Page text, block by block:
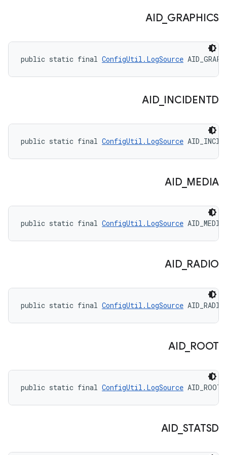
AID_ GRAPHICS
public static final ConfigUtil.LogSource
AID_ INCIDENTD
public static final ConfigUtil.LogSource
AID_ MEDIA
public static final ConfigUtil.LogSource AID_MEDIA
AID_ RADIO
public static final ConfigUtil.LogSource AID_RADIO
AID_ ROOT
public static final ConfigUtil.LogSource AID_ROOT
AID_ STATSD